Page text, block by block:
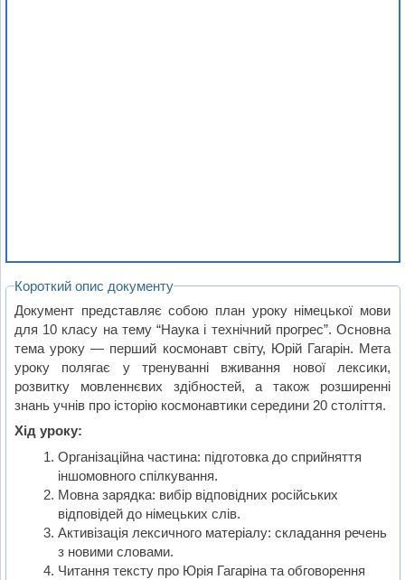
Короткий опис документу
Документ представляє собою план уроку німецької мови
для 10 класу на тему “Наука і технічний прогрес”. Основна
тема уроку — перший космонавт світу, Юрій Гагарін. Мета
уроку полягає у тренуванні вживання нової лексики,
розвитку мовленнєвих здібностей, а також розширенні
знань учнів про історію космонавтики середини 20 століття.
Хід уроку:
Організаційна частина: підготовка до сприйняття
іншомовного спілкування.
Мовна зарядка: вибір відповідних російських
відповідей до німецьких слів.
Активізація лексичного матеріалу: складання речень
з новими словами.
Читання тексту про Юрія Гагаріна та обговорення